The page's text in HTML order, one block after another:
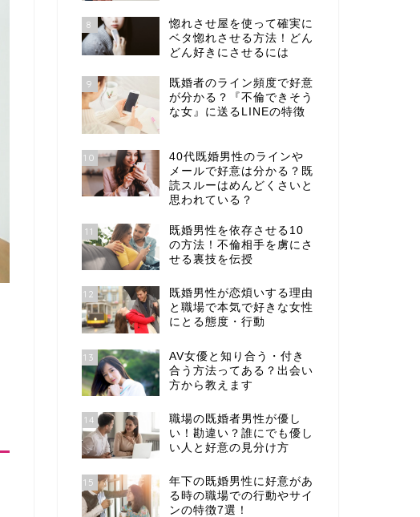
8
惚れさせ屋を使って確実に
ベタ惚れさせる方法！どん
どん好きにさせるには
9
既婚者のライン頻度で好意
が分かる？『不倫できそう
な女』に送るLINEの特徴
10
40代既婚男性のラインや
メールで好意は分かる？既
読スルーはめんどくさいと
思われている？
11
既婚男性を依存させる10
の方法！不倫相手を虜にさ
せる裏技を伝授
12
既婚男性が恋煩いする理由
と職場で本気で好きな女性
にとる態度・行動
13
AV女優と知り合う・付き
合う方法ってある？出会い
方から教えます
14
職場の既婚者男性が優し
い！勘違い？誰にでも優し
い人と好意の見分け方
15
年下の既婚男性に好意があ
る時の職場での行動やサイ
ンの特徴7選！